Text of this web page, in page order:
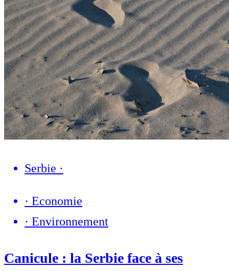
Serbie ·
· Economie
· Environnement
Canicule : la Serbie face à ses